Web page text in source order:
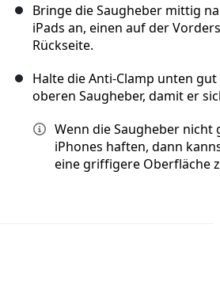
Bringe die Saugheber mittig
iPads an, einen auf der
Rückseite.
Halte die Anti-Clamp unten
oberen Saugheber, damit er
Wenn die Saugheber
iPhones haften, dann
eine griffigere Oberfläche